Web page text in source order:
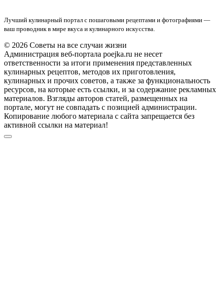
Лучший кулинарный портал с пошаговыми рецептами и фотографиями —
ваш проводник в мире вкуса и кулинарного искусства.
© 2026 Советы на все случаи жизни
Администрация веб-портала poejka.ru не несет
ответственности за итоги применения представленных
кулинарных рецептов, методов их приготовления,
кулинарных и прочих советов, а также за функциональность
ресурсов, на которые есть ссылки, и за содержание рекламных
материалов. Взгляды авторов статей, размещенных на
портале, могут не совпадать с позицией администрации.
Копирование любого материала с сайта запрещается без
активной ссылки на материал!